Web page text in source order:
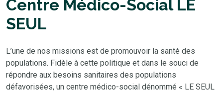
Centre Médico-Social LE
SEUL
L’une de nos missions est de promouvoir la santé des
populations. Fidèle à cette politique et dans le souci de
répondre aux besoins sanitaires des populations
défavorisées, un centre médico-social dénommé « LE SEUL